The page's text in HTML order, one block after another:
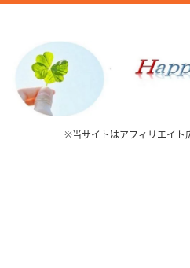
※当サイトはアフィリエイト